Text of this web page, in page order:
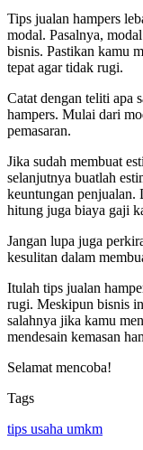
Tips jualan hampers
modal. Pasalnya,
bisnis. Pastikan kamu
tepat agar tidak rugi.
Catat dengan teliti apa
hampers. Mulai dari
pemasaran.
Jika sudah membuat
selanjutnya buatlah
keuntungan penjualan.
hitung juga biaya gaji
Jangan lupa juga
kesulitan dalam
Itulah tips jualan
rugi. Meskipun bisnis
salahnya jika kamu
mendesain kemasan
Selamat mencoba!
Tags
tips usaha umkm